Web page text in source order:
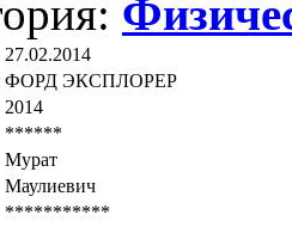
27.02.2014
ФОРД ЭКСПЛОРЕР
2014
******
Мурат
Маулиевич
***********